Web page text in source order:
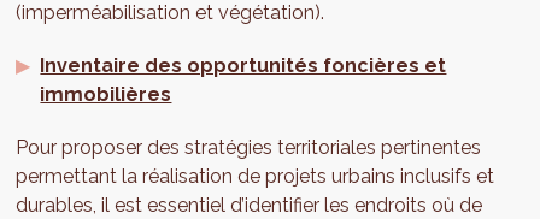
(imperméabilisation et végétation).
Inventaire des opportunités foncières et
immobilières
Pour proposer des stratégies territoriales pertinentes
permettant la réalisation de projets urbains inclusifs et
durables, il est essentiel d’identifier les endroits où de